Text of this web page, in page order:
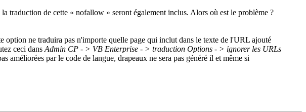
traduction de cette « nofallow » seront également inclus. Alors où est le problème ?
ne traduira pas n'importe quelle page qui inclut dans le texte de l'URL ajouté
ceci dans Admin CP - > VB Enterprise - > traduction Options - > ignorer les URLs
améliorées par le code de langue, drapeaux ne sera pas généré il et même si